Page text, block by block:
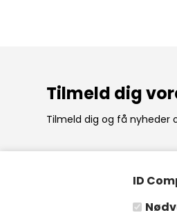
ID
Tilmeld dig
Tilmeld dig og få nyheder
ID Company ApS